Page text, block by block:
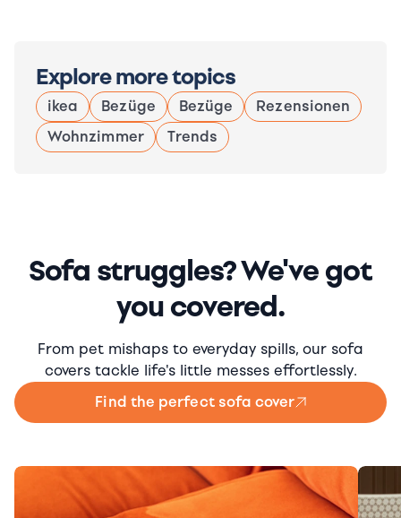
Explore more topics
ikea Bezüge Bezüge
Rezensionen
Wohnzimmer
Trends
Sofa struggles? We've got
you covered.
From pet mishaps to everyday spills, our sofa
covers tackle life's little messes effortlessly.
Find the perfect sofa cover